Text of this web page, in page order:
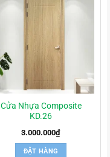
Cửa Nhựa Composite
KD.26
3.000.000₫
ĐẶT HÀNG